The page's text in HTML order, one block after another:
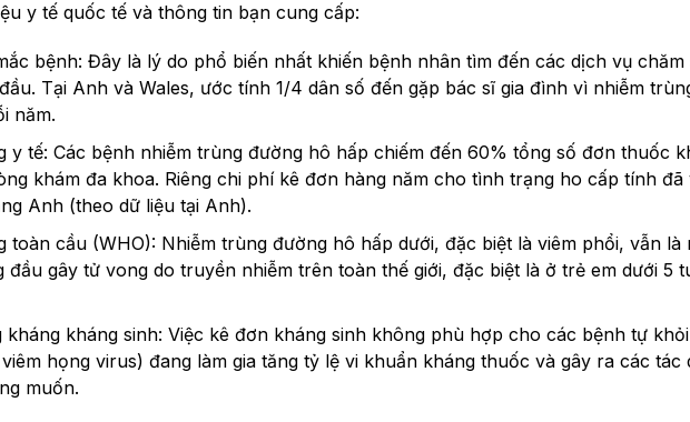
y tế quốc tế và thông tin bạn cung cấp:
bệnh: Đây là lý do phổ biến nhất khiến bệnh nhân tìm đến các dịch vụ chăm
Tại Anh và Wales, ước tính 1/4 dân số đến gặp bác sĩ gia đình vì nhiễm
năm.
y tế: Các bệnh nhiễm trùng đường hô hấp chiếm đến 60% tổng số đơn thuốc
khám đa khoa. Riêng chi phí kê đơn hàng năm cho tình trạng ho cấp tính đã
Anh (theo dữ liệu tại Anh).
toàn cầu (WHO): Nhiễm trùng đường hô hấp dưới, đặc biệt là viêm phổi, vẫn là
đầu gây tử vong do truyền nhiễm trên toàn thế giới, đặc biệt là ở trẻ em dưới 5
kháng kháng sinh: Việc kê đơn kháng sinh không phù hợp cho các bệnh tự
họng virus) đang làm gia tăng tỷ lệ vi khuẩn kháng thuốc và gây ra các tác
muốn.